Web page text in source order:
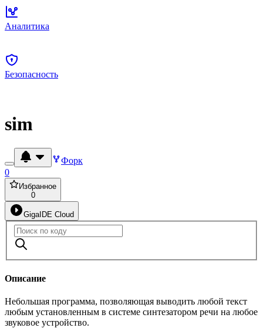
Аналитика
Безопасность
sim
Форк
0
Избранное
0
GigaIDE Cloud
Описание
Небольшая программа, позволяющая выводить любой текст
любым установленным в системе синтезатором речи на любое
звуковое устройство.